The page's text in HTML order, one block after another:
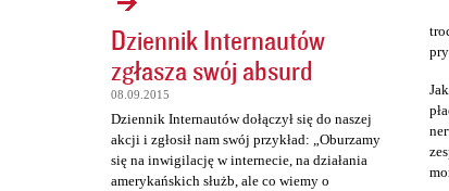
Dziennik Internautów
zgłasza swój absurd
08.09.2015
Dziennik Internautów dołączył się do naszej
akcji i zgłosił nam swój przykład: „Oburzamy
się na inwigilację w internecie, na działania
amerykańskich służb, ale co wiemy o